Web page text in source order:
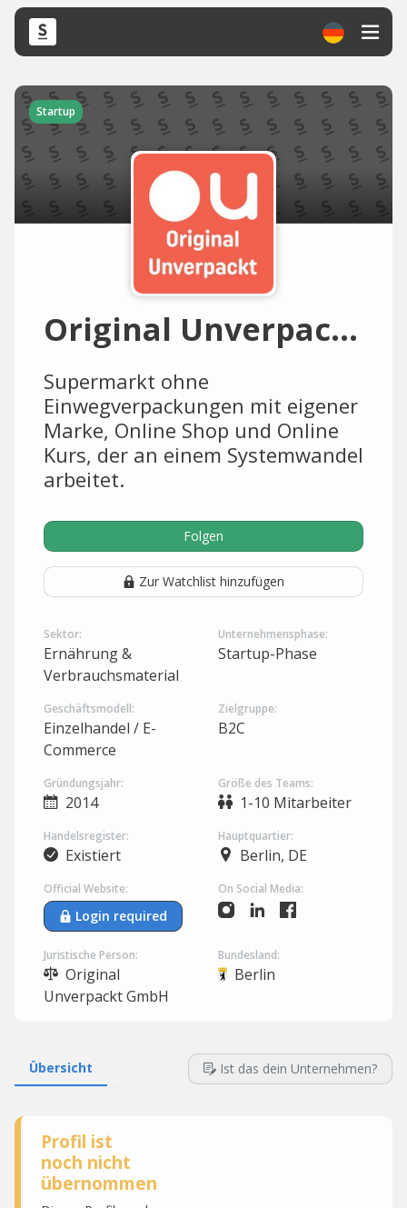
Startup
Original Unverpackt
Supermarkt ohne
Einwegverpackungen mit eigener
Marke, Online Shop und Online
Kurs, der an einem Systemwandel
arbeitet.
Folgen
Zur Watchlist hinzufügen
Sektor:
Ernährung &
Verbrauchsmaterial
Unternehmensphase:
Startup-Phase
Geschäftsmodell:
Einzelhandel / E-
Commerce
Zielgruppe:
B2C
Gründungsjahr:
2014
Größe des Teams:
1-10 Mitarbeiter
Handelsregister:
Existiert
Hauptquartier:
Berlin, DE
Official Website:
Login required
On Social Media:
Juristische Person:
Original
Unverpackt GmbH
Bundesland:
Berlin
Übersicht Ist das dein Unternehmen?
Profil ist
noch nicht
übernommen